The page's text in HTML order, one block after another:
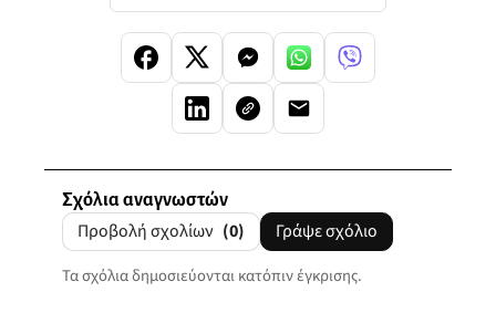
Σχόλια αναγνωστών
Προβολή σχολίων (0) Γράψε σχόλιο
Τα σχόλια δημοσιεύονται κατόπιν έγκρισης.